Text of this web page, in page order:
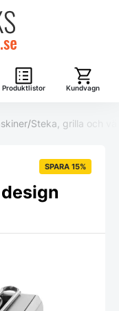
Produktlistor Kundvagn
/Steka, grilla och
SPARA 15%